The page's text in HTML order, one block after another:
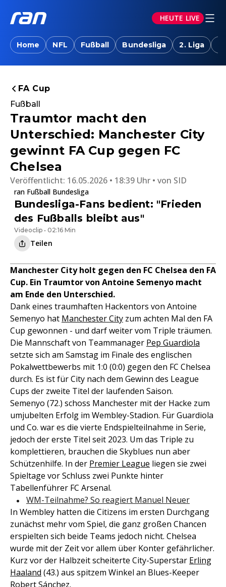
HEUTE LIVE
Home NFL Fußball Bundesliga 2. Liga
FA Cup
Fußball
Traumtor macht den
Unterschied: Manchester City
gewinnt FA Cup gegen FC
Chelsea
Veröffentlicht: 16.05.2026 • 18:39 Uhr von SID
ran Fußball Bundesliga
Bundesliga-Fans bedient: "Frieden
des Fußballs bleibt aus"
Videoclip • 02:16 Min
Teilen
Manchester City holt gegen den FC Chelsea den FA
Cup. Ein Traumtor von Antoine Semenyo macht
am Ende den Unterschied.
Dank eines traumhaften Hackentors von Antoine
Semenyo hat Manchester City zum achten Mal den FA
Cup gewonnen - und darf weiter vom Triple träumen.
Die Mannschaft von Teammanager Pep Guardiola
setzte sich am Samstag im Finale des englischen
Pokalwettbewerbs mit 1:0 (0:0) gegen den FC Chelsea
durch. Es ist für City nach dem Gewinn des League
Cups der zweite Titel der laufenden Saison.
Semenyo (72.) schoss Manchester mit der Hacke zum
umjubelten Erfolg im Wembley-Stadion. Für Guardiola
und Co. war es die vierte Endspielteilnahme in Serie,
jedoch der erste Titel seit 2023. Um das Triple zu
komplettieren, brauchen die Skyblues nun aber
Schützenhilfe. In der Premier League liegen sie zwei
Spieltage vor Schluss zwei Punkte hinter
Tabellenführer FC Arsenal.
WM-Teilnahme? So reagiert Manuel Neuer
In Wembley hatten die Citizens im ersten Durchgang
zunächst mehr vom Spiel, die ganz großen Chancen
erspielten sich beide Teams jedoch nicht. Chelsea
wurde mit der Zeit vor allem über Konter gefährlicher.
Kurz vor der Halbzeit scheiterte City-Superstar Erling
Haaland (43.) aus spitzem Winkel an Blues-Keeper
Robert Sánchez.